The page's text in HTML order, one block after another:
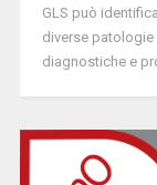
GLS può
diverse
diagnostiche e